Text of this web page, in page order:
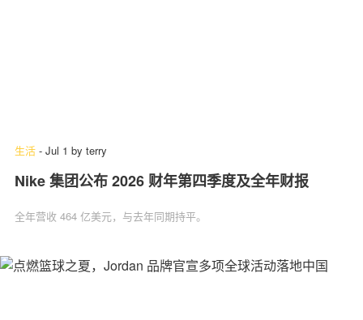
生活 - Jul 1 by terry
Nike 集团公布 2026 财年第四季度及全年财报
全年营收 464 亿美元，与去年同期持平。